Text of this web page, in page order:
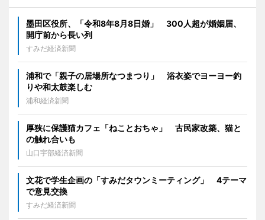
墨田区役所、「令和8年8月8日婚」 300人超が婚姻届、
開庁前から長い列
すみだ経済新聞
浦和で「親子の居場所なつまつり」 浴衣姿でヨーヨー釣
りや和太鼓楽しむ
浦和経済新聞
厚狭に保護猫カフェ「ねことおちゃ」 古民家改築、猫と
の触れ合いも
山口宇部経済新聞
文花で学生企画の「すみだタウンミーティング」 4テーマ
で意見交換
すみだ経済新聞